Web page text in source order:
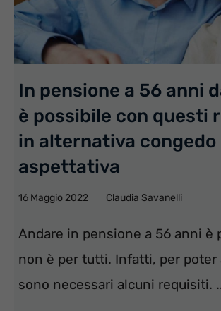
In pensione a 56 anni
è possibile con questi
in alternativa congedo
aspettativa
16 Maggio 2022 Claudia Savanelli
Andare in pensione a 56 anni è
non è per tutti. Infatti, per poter
sono necessari alcuni requisiti.